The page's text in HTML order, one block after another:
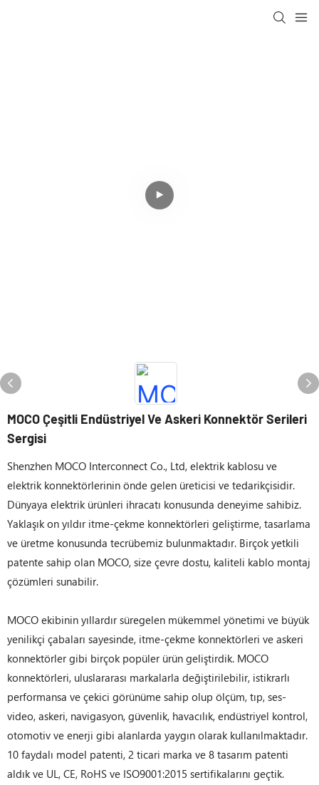
MOCO Çeşitli Endüstriyel Ve Askeri Konnektör Serileri
Sergisi
Shenzhen MOCO Interconnect Co., Ltd, elektrik kablosu ve
elektrik konnektörlerinin önde gelen üreticisi ve tedarikçisidir.
Dünyaya elektrik ürünleri ihracatı konusunda deneyime sahibiz.
Yaklaşık on yıldır itme-çekme konnektörleri geliştirme, tasarlama
ve üretme konusunda tecrübemiz bulunmaktadır. Birçok yetkili
patente sahip olan MOCO, size çevre dostu, kaliteli kablo montaj
çözümleri sunabilir.
MOCO ekibinin yıllardır süregelen mükemmel yönetimi ve büyük
yenilikçi çabaları sayesinde, itme-çekme konnektörleri ve askeri
konnektörler gibi birçok popüler ürün geliştirdik. MOCO
konnektörleri, uluslararası markalarla değiştirilebilir, istikrarlı
performansa ve çekici görünüme sahip olup ölçüm, tıp, ses-
video, askeri, navigasyon, güvenlik, havacılık, endüstriyel kontrol,
otomotiv ve enerji gibi alanlarda yaygın olarak kullanılmaktadır.
10 faydalı model patenti, 2 ticari marka ve 8 tasarım patenti
aldık ve UL, CE, RoHS ve ISO9001:2015 sertifikalarını geçtik.